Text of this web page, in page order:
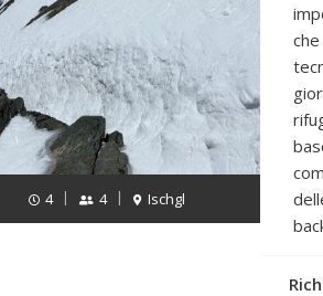
4 4 Ischgl